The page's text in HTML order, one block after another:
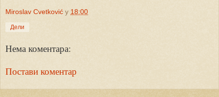
Miroslav Cvetković у 18:00
Дели
Нема коментара:
Постави коментар